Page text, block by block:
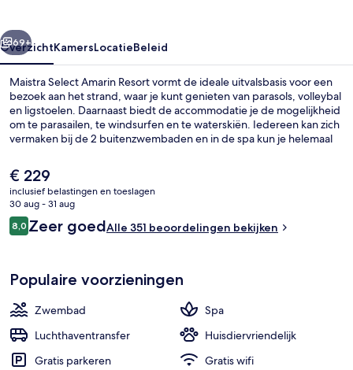
Volgende
69+
OverzichtKamersLocatieBeleid
Maistra Select Amarin Resort vormt de ideale uitvalsbasis voor een
bezoek aan het strand, waar je kunt genieten van parasols, volleybal
en ligstoelen. Daarnaast biedt de accommodatie je de mogelijkheid
om te parasailen, te windsurfen en te waterskiën. Iedereen kan zich
vermaken bij de 2 buitenzwembaden en in de spa kun je helemaal
restaurants en bij de 3 bars/lounges kun je genieten van een
verkoelend drankje. Er zijn een jachthaven en een gratis kinderclub
en kamerfaciliteiten zoals koelkasten en magnetrons.
De
huidige
prijs
is
€ 229
€ 229
inclusief belastingen en toeslagen
30 aug - 31 aug
Beoordelingen
8,08,0 op 10 –
Zeer goedAlle 351 beoordelingen bekijken
Populaire voorzieningen
Zwembad
Spa
Luchthaventransfer
Huisdiervriendelijk
Gratis parkeren
Gratis wifi